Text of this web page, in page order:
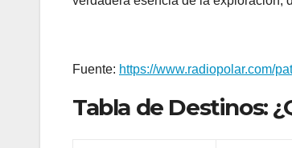
Fuente: https://www.radiopolar.com/
Tabla de Destinos: